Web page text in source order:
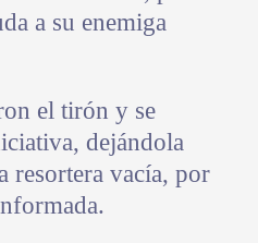
a su enemiga
el tirón y se
dejándola
resortera vacía, por